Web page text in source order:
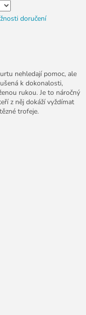
doručení
nehledají pomoc, ale
k dokonalosti,
rukou. Je to náročný
z něj dokáží vyždímat
trofeje.